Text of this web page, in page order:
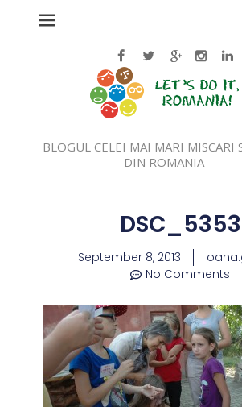
BLOGUL CELEI MAI MARI MISCARI
DIN ROMANIA
DSC_5353
September 8, 2013
No Comments